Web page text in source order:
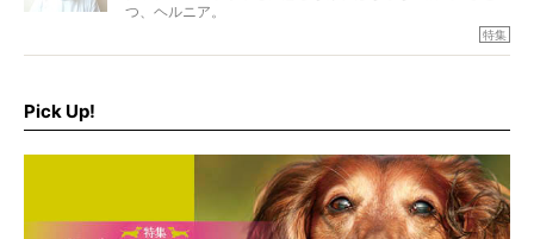
つ、ヘルニア。
特集『ヘルニアに、負けない』では、ヘルニアに強い動物
病院のご紹介や、ヘルニアを乗り越えたご家族のインタビ
を点滴投与する治療により、歩けなかった子が投与37日で
特集
Pick Up!